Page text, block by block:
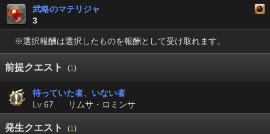
武略のマテリジャ
3
※選択報酬は選択したものを報酬として受け取れます。
前提クエスト (1)
待っていた者、いない者
Lv 67 リムサ・ロミンサ
発生クエスト (1)